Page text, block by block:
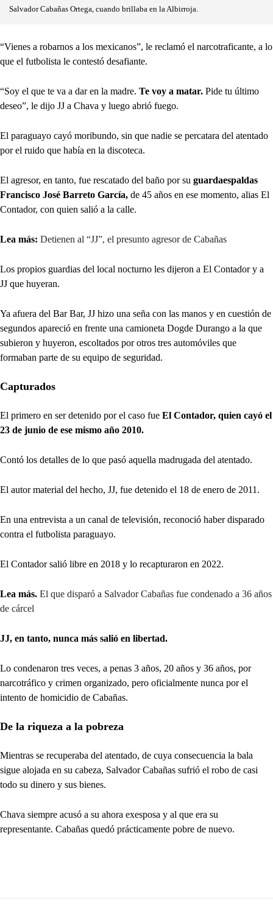
Salvador Cabañas Ortega, cuando brillaba en la Albirroja.
“Vienes a robarnos a los mexicanos”, le reclamó el narcotraficante, a lo
que el futbolista le contestó desafiante.
“Soy el que te va a dar en la madre. Te voy a matar. Pide tu último
deseo”, le dijo JJ a Chava y luego abrió fuego.
El paraguayo cayó moribundo, sin que nadie se percatara del atentado
por el ruido que había en la discoteca.
El agresor, en tanto, fue rescatado del baño por su guardaespaldas
Francisco José Barreto García, de 45 años en ese momento, alias El
Contador, con quien salió a la calle.
Lea más: Detienen al “JJ”, el presunto agresor de Cabañas
Los propios guardias del local nocturno les dijeron a El Contador y a
JJ que huyeran.
Ya afuera del Bar Bar, JJ hizo una seña con las manos y en cuestión de
segundos apareció en frente una camioneta Dogde Durango a la que
subieron y huyeron, escoltados por otros tres automóviles que
formaban parte de su equipo de seguridad.
Capturados
El primero en ser detenido por el caso fue El Contador, quien cayó el
23 de junio de ese mismo año 2010.
Contó los detalles de lo que pasó aquella madrugada del atentado.
El autor material del hecho, JJ, fue detenido el 18 de enero de 2011.
En una entrevista a un canal de televisión, reconoció haber disparado
contra el futbolista paraguayo.
El Contador salió libre en 2018 y lo recapturaron en 2022.
Lea más. El que disparó a Salvador Cabañas fue condenado a 36 años
de cárcel
JJ, en tanto, nunca más salió en libertad.
Lo condenaron tres veces, a penas 3 años, 20 años y 36 años, por
narcotráfico y crimen organizado, pero oficialmente nunca por el
intento de homicidio de Cabañas.
De la riqueza a la pobreza
Mientras se recuperaba del atentado, de cuya consecuencia la bala
sigue alojada en su cabeza, Salvador Cabañas sufrió el robo de casi
todo su dinero y sus bienes.
Chava siempre acusó a su ahora exesposa y al que era su
representante. Cabañas quedó prácticamente pobre de nuevo.